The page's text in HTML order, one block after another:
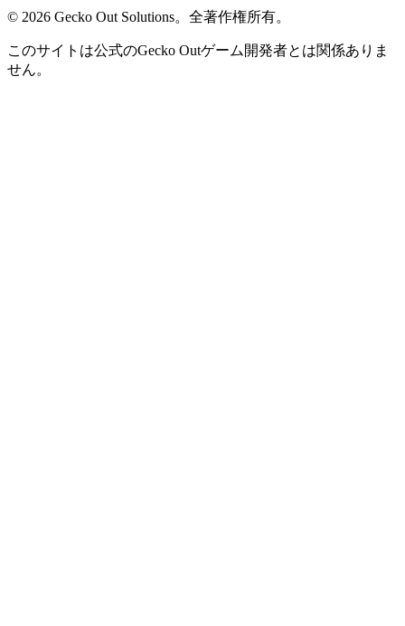
© 2026 Gecko Out Solutions。全著作権所有。
このサイトは公式のGecko Outゲーム開発者とは関係ありま
せん。